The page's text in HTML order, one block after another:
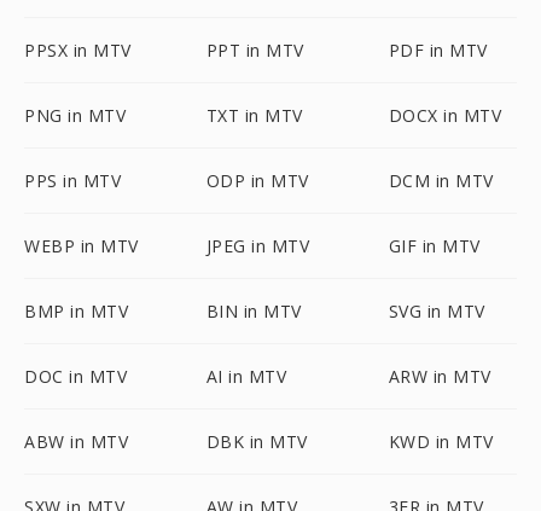
PPSX in MTV PPT in MTV PDF in MTV
PNG in MTV TXT in MTV DOCX in MTV
PPS in MTV ODP in MTV DCM in MTV
WEBP in MTV JPEG in MTV GIF in MTV
BMP in MTV BIN in MTV SVG in MTV
DOC in MTV AI in MTV ARW in MTV
ABW in MTV DBK in MTV KWD in MTV